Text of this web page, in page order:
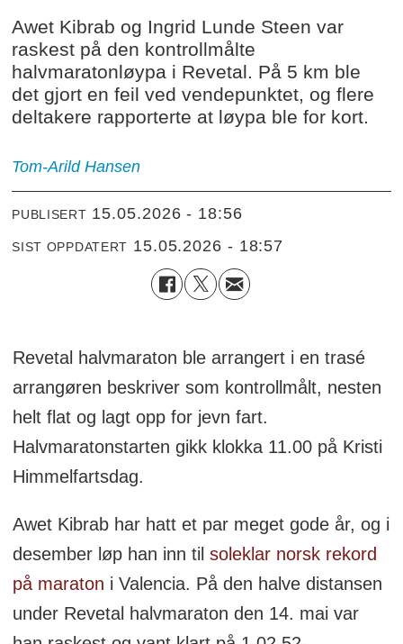
Awet Kibrab og Ingrid Lunde Steen var
raskest på den kontrollmålte
halvmaratonløypa i Revetal. På 5 km ble
det gjort en feil ved vendepunktet, og flere
deltakere rapporterte at løypa ble for kort.
Tom-Arild Hansen
PUBLISERT 15.05.2026 - 18:56
SIST OPPDATERT 15.05.2026 - 18:57
Revetal halvmaraton ble arrangert i en trasé
arrangøren beskriver som kontrollmålt, nesten
helt flat og lagt opp for jevn fart.
Halvmaratonstarten gikk klokka 11.00 på Kristi
Himmelfartsdag.
Awet Kibrab har hatt et par meget gode år, og i
desember løp han inn til soleklar norsk rekord
på maraton i Valencia. På den halve distansen
under Revetal halvmaraton den 14. mai var